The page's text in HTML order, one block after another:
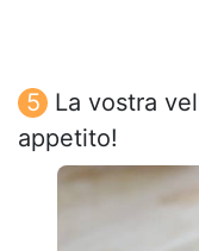
La vostra
appetito!